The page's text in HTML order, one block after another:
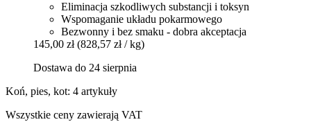
Eliminacja szkodliwych substancji i toksyn
Wspomaganie układu pokarmowego
Bezwonny i bez smaku - dobra akceptacja
145,00 zł (828,57 zł / kg)
Dostawa do 24 sierpnia
Koń, pies, kot: 4 artykuły
Wszystkie ceny zawierają VAT